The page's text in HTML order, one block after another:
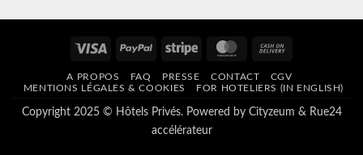
Visa PayPal Stripe MasterCard
Delivery
A PROPOS FAQ PRESSE CONTACT
CGV
MENTIONS LÉGALES & COOKIES
FOR HOTELIERS (IN ENGLISH)
Copyright 2025 © Hôtels Privés. Powered by Cityzeum & Rue24
accélérateur